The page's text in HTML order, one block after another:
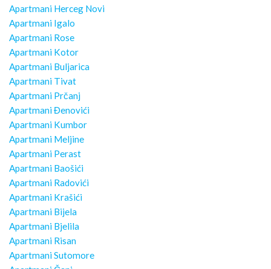
Apartmani Herceg Novi
Apartmani Igalo
Apartmani Rose
Apartmani Kotor
Apartmani Buljarica
Apartmani Tivat
Apartmani Prčanj
Apartmani Đenovići
Apartmani Kumbor
Apartmani Meljine
Apartmani Perast
Apartmani Baošići
Apartmani Radovići
Apartmani Krašići
Apartmani Bijela
Apartmani Bjelila
Apartmani Risan
Apartmani Sutomore